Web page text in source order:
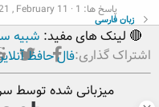
پاسخ ها 1
, February 11
اشتراک گذاری: فیسبوک
زبان فارسی
🔴 لینک های مفید: شبیه
فال حافظ
میزبانی شده توسط